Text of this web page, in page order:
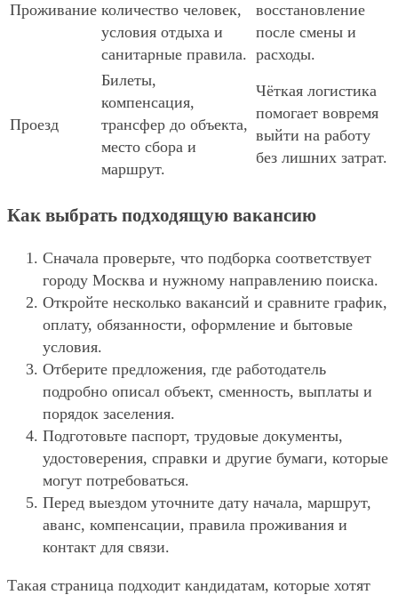
Проживание количество человек,
условия отдыха и
санитарные правила.
восстановление
после смены и
расходы.
Проезд
Билеты,
компенсация,
трансфер до объекта,
место сбора и
маршрут.
Чёткая логистика
помогает вовремя
выйти на работу
без лишних затрат.
Как выбрать подходящую вакансию
Сначала проверьте, что подборка соответствует
городу Москва и нужному направлению поиска.
Откройте несколько вакансий и сравните график,
оплату, обязанности, оформление и бытовые
условия.
Отберите предложения, где работодатель
подробно описал объект, сменность, выплаты и
порядок заселения.
Подготовьте паспорт, трудовые документы,
удостоверения, справки и другие бумаги, которые
могут потребоваться.
Перед выездом уточните дату начала, маршрут,
аванс, компенсации, правила проживания и
контакт для связи.
Такая страница подходит кандидатам, которые хотят